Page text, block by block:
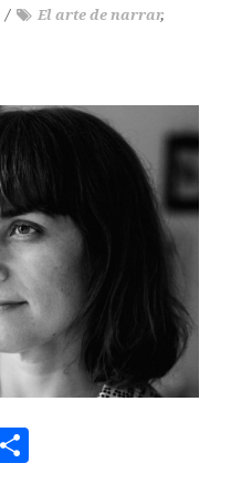
/ El arte de narrar,